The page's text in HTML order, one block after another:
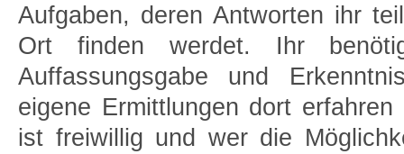
Aufgaben, deren Antworten ihr
Ort finden werdet. Ihr
Auffassungsgabe und
eigene Ermittlungen dort
ist freiwillig und wer die